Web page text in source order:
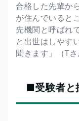
合格した先輩か
が住んでいると
先機関と呼ばれ
と出世はしやす
聞きます」（Tさ
■受験者と